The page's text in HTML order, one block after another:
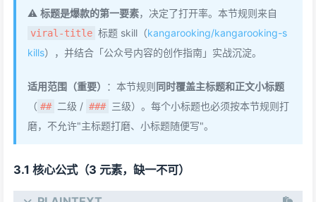
⚠️ 标题是爆款的第一要素，决定了打开率。本节规则来自
viral-title 标题 skill（kangarooking/kangarooking-s
kills），并结合「公众号内容的创作指南」实战沉淀。
适用范围（重要） ：本节规则同时覆盖主标题和正文小标题
（ ## 二级 / ### 三级）。每个小标题也必须按本节规则打
磨，不允许"主标题打磨、小标题随便写"。
3.1 核心公式（3 元素，缺一不可）